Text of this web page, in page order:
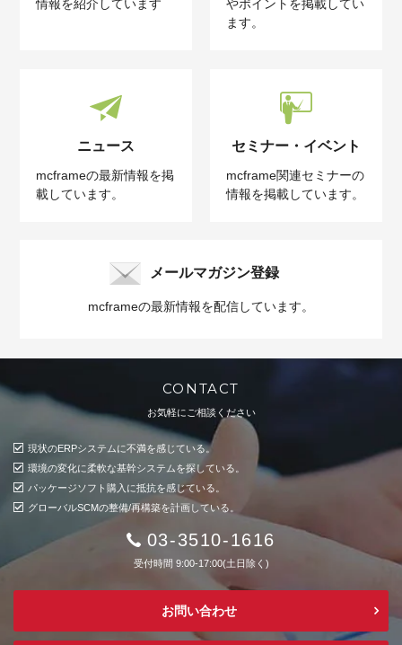
情報を紹介しています
やポイントを掲載してい
ます。
ニュース
mcframeの最新情報を掲
載しています。
セミナー・イベント
mcframe関連セミナーの
情報を掲載しています。
メールマガジン登録
mcframeの最新情報を配信しています。
CONTACT
お気軽にご相談ください
現状のERPシステムに不満を感じている。
環境の変化に柔軟な基幹システムを探している。
パッケージソフト購入に抵抗を感じている。
グローバルSCMの整備/再構築を計画している。
03-3510-1616
受付時間 9:00-17:00(土日除く)
お問い合わせ